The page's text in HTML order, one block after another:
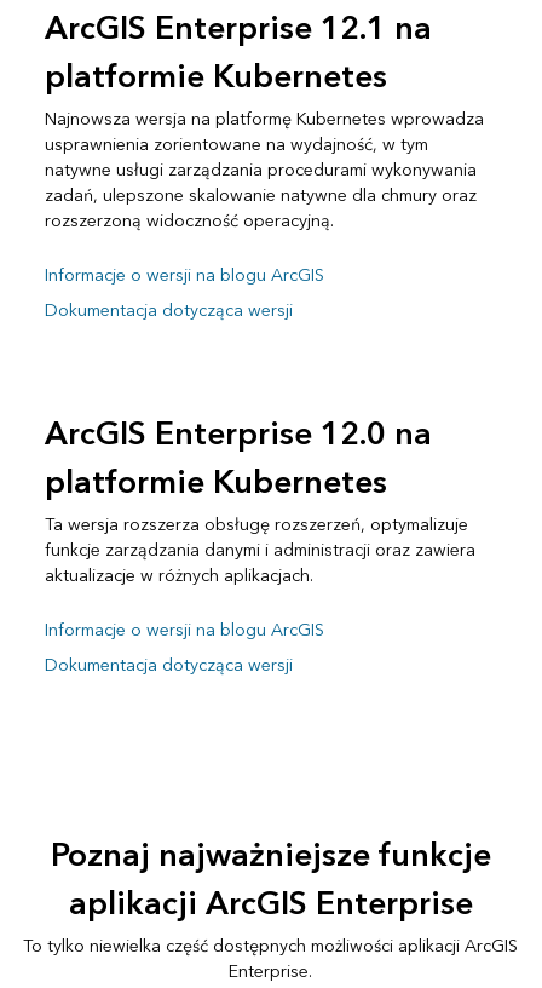
ArcGIS Enterprise 12.1 na
platformie Kubernetes
Najnowsza wersja na platformę Kubernetes wprowadza
usprawnienia zorientowane na wydajność, w tym
natywne usługi zarządzania procedurami wykonywania
zadań, ulepszone skalowanie natywne dla chmury oraz
rozszerzoną widoczność operacyjną.
Informacje o wersji na blogu ArcGIS
Dokumentacja dotycząca wersji
ArcGIS Enterprise 12.0 na
platformie Kubernetes
Ta wersja rozszerza obsługę rozszerzeń, optymalizuje
funkcje zarządzania danymi i administracji oraz zawiera
aktualizacje w różnych aplikacjach.
Informacje o wersji na blogu ArcGIS
Dokumentacja dotycząca wersji
Poznaj najważniejsze funkcje
aplikacji ArcGIS Enterprise
To tylko niewielka część dostępnych możliwości aplikacji ArcGIS
Enterprise.